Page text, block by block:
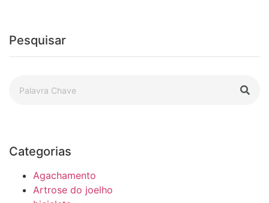
Pesquisar
Categorias
Agachamento
Artrose do joelho